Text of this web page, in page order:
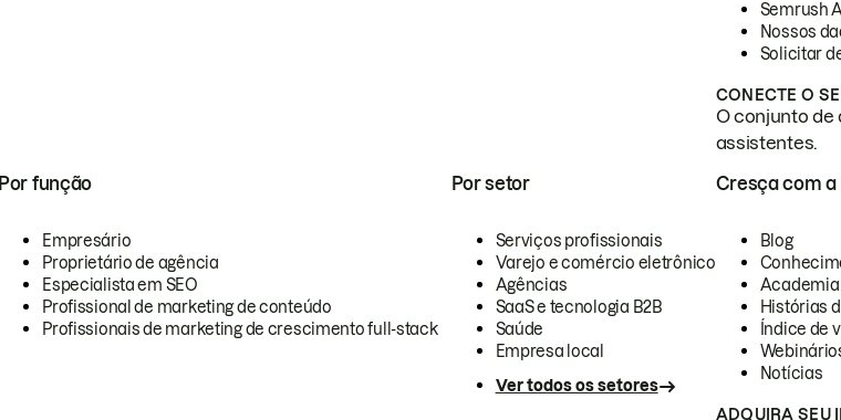
Semrush
Nossos
Solicitar
CONECTE O
O conjunto de
assistentes.
Por função
Empresário
Proprietário de agência
Especialista em SEO
Profissional de marketing de conteúdo
Profissionais de marketing de crescimento full-stack
Por setor
Serviços profissionais
Varejo e comércio eletrônico
Agências
SaaS e tecnologia B2B
Saúde
Empresa local
Ver todos os setores
Cresça com a
Blog
Academia
Histórias
Índice de
Notícias
ADQUIRA SEU